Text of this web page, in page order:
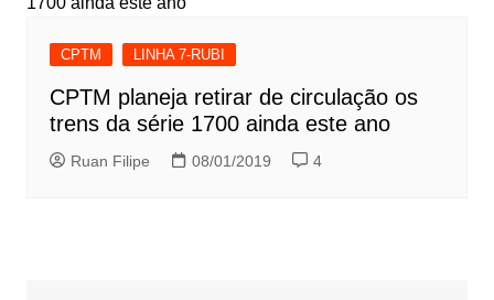
CPTM LINHA 7-RUBI
CPTM planeja retirar de circulação os
trens da série 1700 ainda este ano
Ruan Filipe 08/01/2019 4